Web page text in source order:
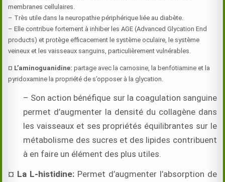
membranes cellulaires.
– Très utile dans la neuropathie périphérique liée au diabète.
– Elle contribue fortement à inhiber les AGE (Advanced Glycation End
products) et protège efficacement le système oculaire, le système
veineux et les vaisseaux sanguins, particulièrement vulnérables.
¤ L’aminoguanidine:partage avec la carnosine, la benfotiamine et la
pyridoxamine la propriété de s’opposer à la glycation.
– Son action bénéfique sur la coagulation sanguine
permet d’augmenter la densité du collagène dans
les vaisseaux et ses propriétés équilibrantes sur le
métabolisme des sucres et des lipides contribuent
à en faire un élément des plus utiles.
¤ La L-histidine: Permet d’augmenter l’absorption de